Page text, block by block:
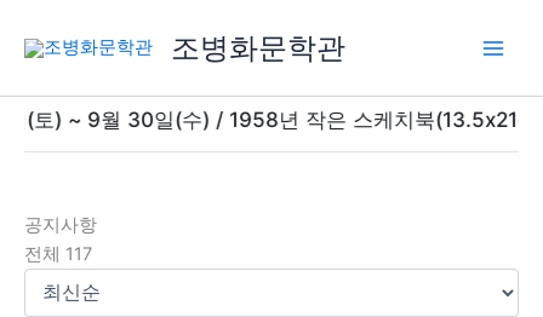
로
조병화문학관
토) ~ 9월 30일(수) / 1958년 작은 스케치북
공지사항
전체 117